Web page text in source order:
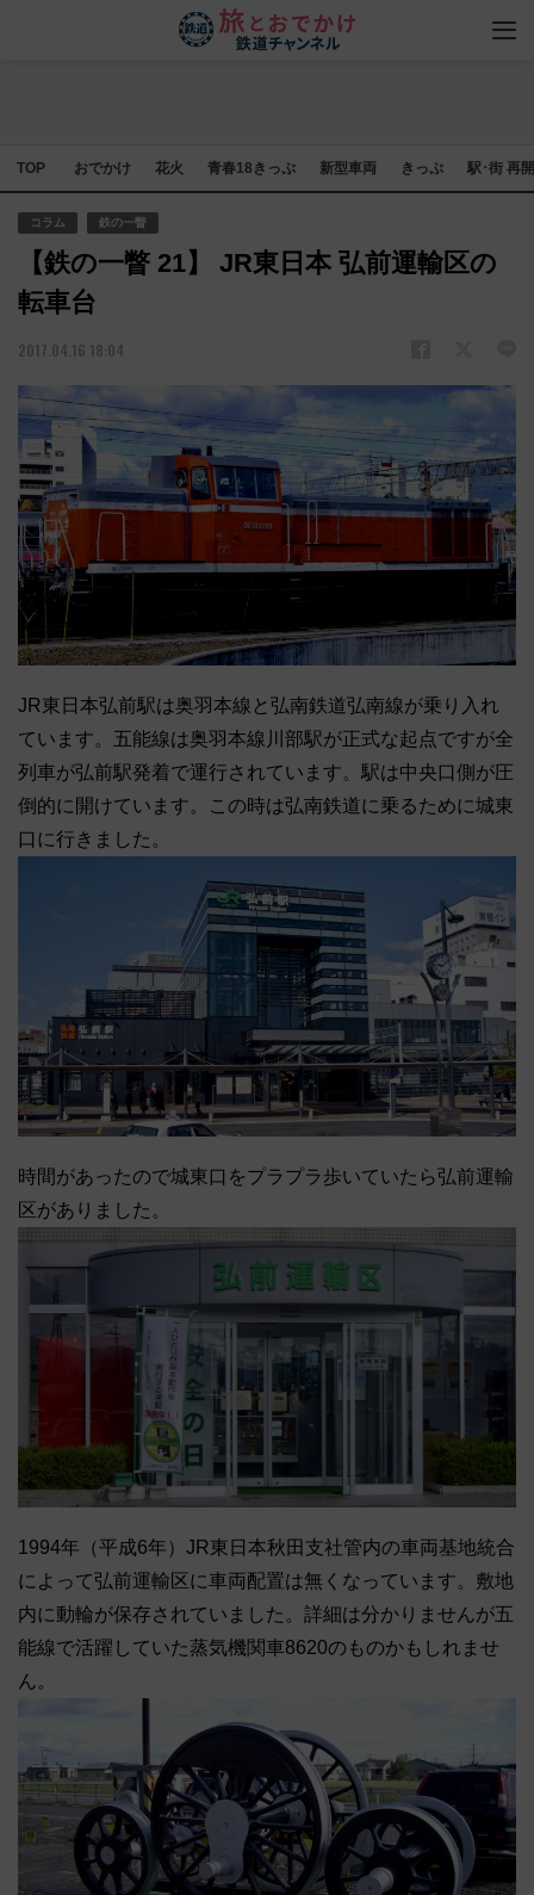
TOP おでかけ 花火 青春18きっぷ 新型車両 きっぷ 駅･街 再
コラム 鉄の一瞥
【鉄の一瞥 21】 JR東日本 弘前運輸区の
転車台
2017.04.16 18:04
JR東日本弘前駅は奥羽本線と弘南鉄道弘南線が乗り入れ
ています。五能線は奥羽本線川部駅が正式な起点ですが全
列車が弘前駅発着で運行されています。駅は中央口側が圧
倒的に開けています。この時は弘南鉄道に乗るために城東
口に行きました。
時間があったので城東口をプラプラ歩いていたら弘前運輸
区がありました。
1994年（平成6年）JR東日本秋田支社管内の車両基地統合
によって弘前運輸区に車両配置は無くなっています。敷地
内に動輪が保存されていました。詳細は分かりませんが五
能線で活躍していた蒸気機関車8620のものかもしれませ
ん。